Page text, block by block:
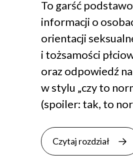
To garść
informacji o
orientacji
i tożsamości
oraz odpowiedź
w stylu „czy to
(spoiler: tak, to
Czytaj rozdział